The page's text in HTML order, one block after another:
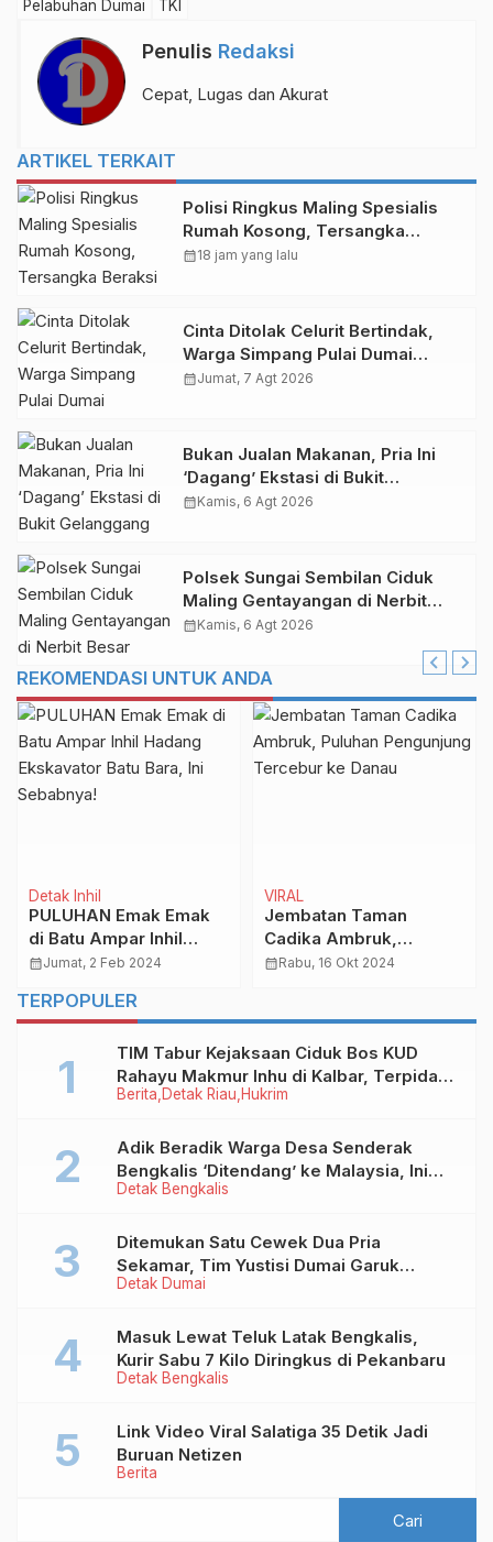
Pelabuhan Dumai TKI
Penulis Redaksi
Cepat, Lugas dan Akurat
ARTIKEL TERKAIT
Polisi Ringkus Maling Spesialis
Rumah Kosong, Tersangka
Beraksi di Jalan Nuri Purnama
calendar_month18 jam yang lalu
Cinta Ditolak Celurit Bertindak,
Warga Simpang Pulai Dumai
Terkapar Bersimbah Darah
calendar_monthJumat, 7 Agt 2026
Bukan Jualan Makanan, Pria Ini
‘Dagang’ Ekstasi di Bukit
Gelanggang Dumai
calendar_monthKamis, 6 Agt 2026
Polsek Sungai Sembilan Ciduk
Maling Gentayangan di Nerbit
Besar Dumai
calendar_monthKamis, 6 Agt 2026
REKOMENDASI UNTUK ANDA
Detak Inhil
PULUHAN Emak Emak
di Batu Ampar Inhil
Hadang Ekskavator
calendar_monthJumat, 2 Feb 2024
VIRAL
Jembatan Taman
Cadika Ambruk,
Puluhan Pengunjung
calendar_monthRabu, 16 Okt 2024
TERPOPULER
Berita Detak Riau Hukrim
TIM Tabur Kejaksaan Ciduk Bos KUD
Rahayu Makmur Inhu di Kalbar, Terpidana
Kredit Fiktif Rp2,8 M
Detak Bengkalis
Adik Beradik Warga Desa Senderak
Bengkalis ‘Ditendang’ ke Malaysia, Ini
Sebabnya!
Detak Dumai
Ditemukan Satu Cewek Dua Pria
Sekamar, Tim Yustisi Dumai Garuk
Puluhan Pasangan Mesum
Detak Bengkalis
Masuk Lewat Teluk Latak Bengkalis,
Kurir Sabu 7 Kilo Diringkus di Pekanbaru
Berita
Link Video Viral Salatiga 35 Detik Jadi
Buruan Netizen